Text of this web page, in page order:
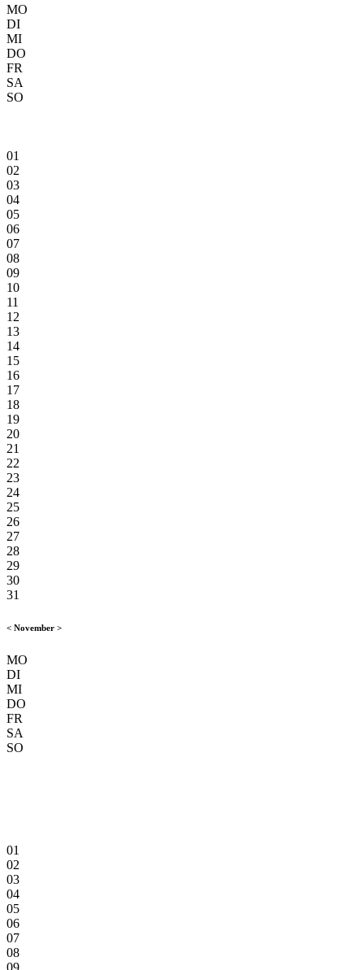
MO
DI
MI
DO
FR
SA
SO
01
02
03
04
05
06
07
08
09
10
11
12
13
14
15
16
17
18
19
20
21
22
23
24
25
26
27
28
29
30
31
< November >
MO
DI
MI
DO
FR
SA
SO
01
02
03
04
05
06
07
08